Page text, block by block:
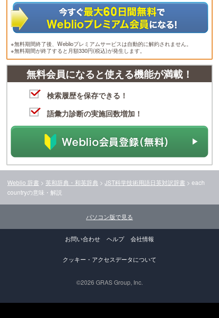
※無料期間終了後、Weblioプレミアムサービスは自動的に解約されません。
※無料期間が終了すると月額330円(税込)が発生します。
無料会員になると使える機能が満載！
検索履歴を保存できる！
語彙力診断の実施回数増加！
Weblio 辞書 > 英和辞典・和英辞典 > JST科学技術用語日英対訳辞書 > each
countryの意味・解説
パソコン版で見る
お問い合わせ ヘルプ 会社情報
クッキー・アクセスデータについて
©2026 GRAS Group, Inc.